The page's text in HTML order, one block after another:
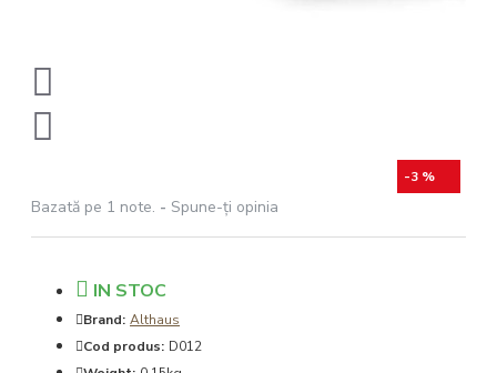
-3 %
Bazată pe 1 note. - Spune-ţi opinia
IN STOC
Brand: Althaus
Cod produs: D012